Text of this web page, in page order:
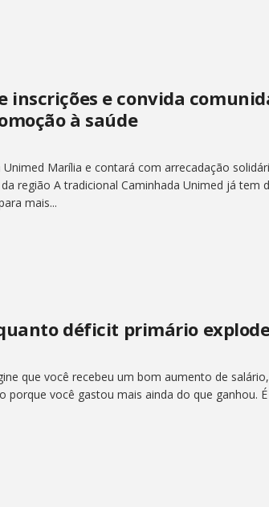
inscrições e convida
à saúde
Marília e contará com arrecadação
região A tradicional Caminhada Unimed já tem
mais...
déficit primário
que você recebeu um bom aumento de
você gastou mais ainda do que ganhou. É